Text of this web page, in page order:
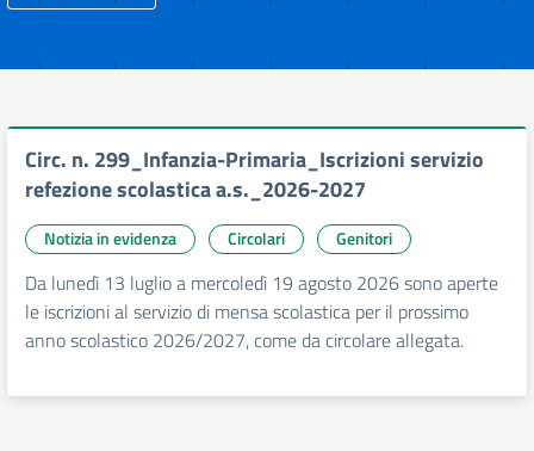
Circ. n. 299_Infanzia-Primaria_Iscrizioni servizio
refezione scolastica a.s._2026-2027
Notizia in evidenza Circolari Genitori
Da lunedì 13 luglio a mercoledì 19 agosto 2026 sono aperte
le iscrizioni al servizio di mensa scolastica per il prossimo
anno scolastico 2026/2027, come da circolare allegata.